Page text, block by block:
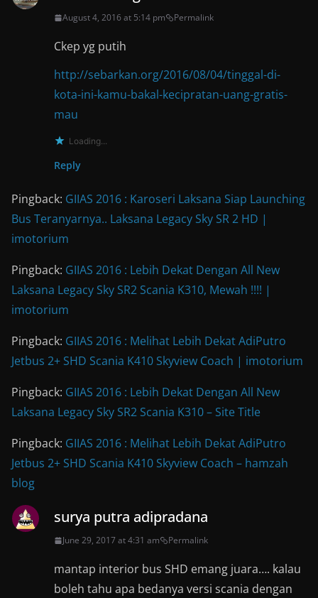
August 4, 2016 at 5:14 pm Permalink
Ckep yg putih
http://sebarkan.org/2016/08/04/tinggal-di-
kota-ini-kamu-bakal-kecipratan-uang-gratis-
mau
Loading...
Reply
Pingback: GIIAS 2016 : Karoseri Laksana Siap Launching
Bus Teranyarnya.. Laksana Legacy Sky SR 2 HD |
imotorium
Pingback: GIIAS 2016 : Lebih Dekat Dengan All New
Laksana Legacy Sky SR2 Scania K310, Mewah !!!! |
imotorium
Pingback: GIIAS 2016 : Melihat Lebih Dekat AdiPutro
Jetbus 2+ SHD Scania K410 Skyview Coach | imotorium
Pingback: GIIAS 2016 : Lebih Dekat Dengan All New
Laksana Legacy Sky SR2 Scania K310 – Site Title
Pingback: GIIAS 2016 : Melihat Lebih Dekat AdiPutro
Jetbus 2+ SHD Scania K410 Skyview Coach – hamzah
blog
surya putra adipradana
June 29, 2017 at 4:31 am Permalink
mantap interior bus SHD emang juara…. kalau
boleh tahu apa bedanya versi scania dengan